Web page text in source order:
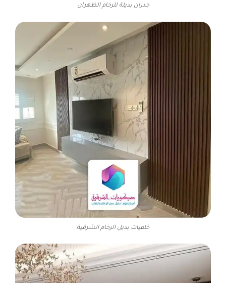
جدران بديلة للرخام الظهران
خلفيات بديل الرخام الشرقية